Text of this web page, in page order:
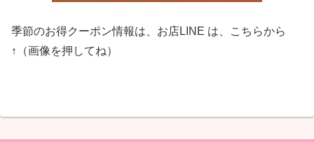
季節のお得クーポン情報は、お店LINE は、こちらから
↑（画像を押してね）